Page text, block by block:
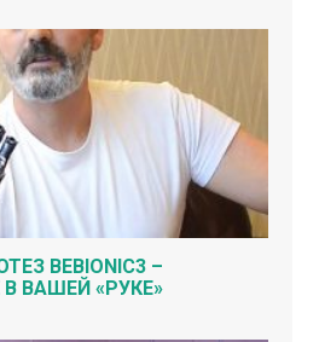
BEBIONIC3 –
ВАШЕЙ «РУКЕ»